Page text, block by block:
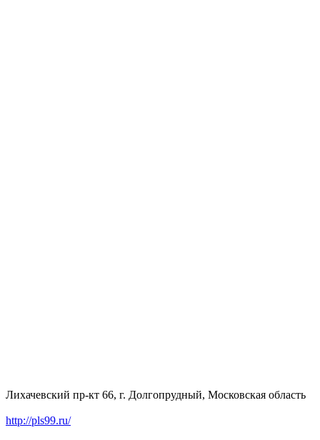
Лихачевский пр-кт 66, г. Долгопрудный, Московская область
http://pls99.ru/